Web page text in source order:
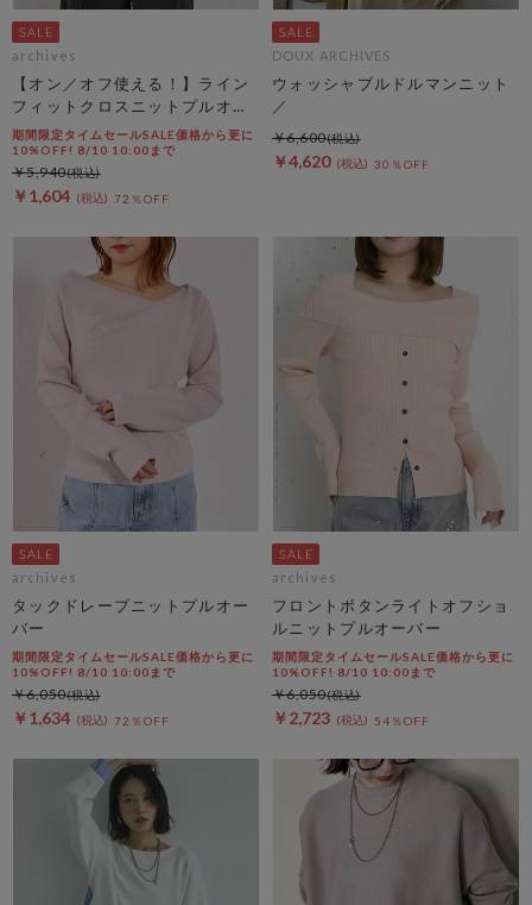
archives
【オン／オフ使える！】ライン
フィットクロスニットプルオー
バー
期間限定タイムセールSALE価格から更に
10%OFF! 8/10 10:00まで
￥1,604 72％OFF
￥5,940
DOUX ARCHIVES
ウォッシャブルドルマンニット
／
￥4,620 30％OFF
￥6,600
archives
タックドレープニットプルオー
バー
期間限定タイムセールSALE価格から更に
10%OFF! 8/10 10:00まで
￥1,634 72％OFF
￥6,050
archives
フロントボタンライトオフショ
ルニットプルオーバー
期間限定タイムセールSALE価格から更に
10%OFF! 8/10 10:00まで
￥2,723 54％OFF
￥6,050